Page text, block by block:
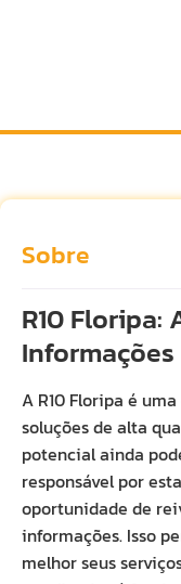
Sobre
R10 Floripa:
A R10 Floripa é
soluções de alta
potencial ainda
responsável por
oportunidade de
informações. Isso
melhor seus